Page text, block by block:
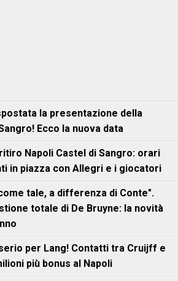
la presentazione della
Ecco la nuova data
Napoli Castel di Sangro: orari
in piazza con Allegri e i giocatori
tale, a differenza di Conte".
totale di De Bruyne: la novità
per Lang! Contatti tra Cruijff e
più bonus al Napoli